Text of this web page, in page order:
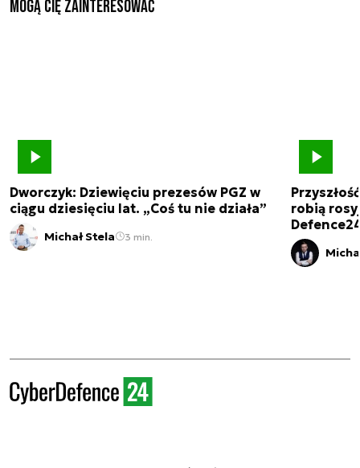
Mogą Cię zainteresować
Dworczyk: Dziewięciu prezesów PGZ w
ciągu dziesięciu lat. „Coś tu nie działa”
Michał Stela 3 min.
robią